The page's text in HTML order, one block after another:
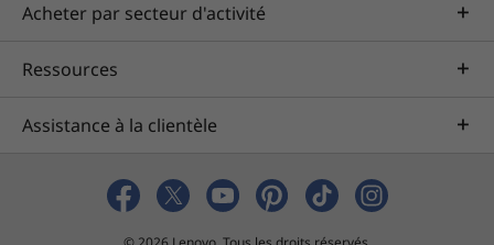
Acheter par secteur d'activité
Ressources
Assistance à la clientèle